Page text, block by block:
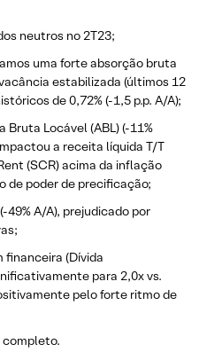
neutros no 2T23;
uma forte absorção bruta
estabilizada (últimos 12
de 0,72% (-1,5 p.p. A/A);
Bruta Locável (ABL) (-11%
a receita líquida T/T
(SCR) acima da inflação
de poder de precificação;
49% A/A), prejudicado por
financeira (Dívida
para 2,0x vs.
pelo forte ritmo de
completo.